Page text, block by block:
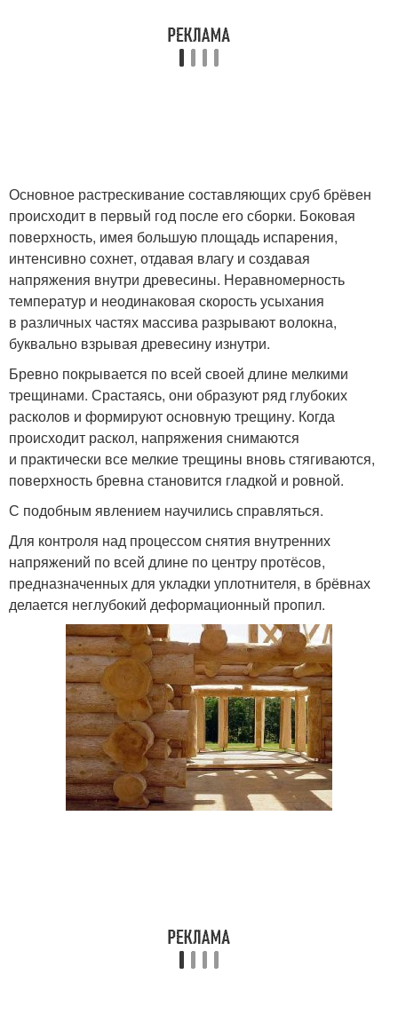
Основное растрескивание составляющих сруб брёвен
происходит в первый год после его сборки. Боковая
поверхность, имея большую площадь испарения,
интенсивно сохнет, отдавая влагу и создавая
напряжения внутри древесины. Неравномерность
температур и неодинаковая скорость усыхания
в различных частях массива разрывают волокна,
буквально взрывая древесину изнутри.
Бревно покрывается по всей своей длине мелкими
трещинами. Срастаясь, они образуют ряд глубоких
расколов и формируют основную трещину. Когда
происходит раскол, напряжения снимаются
и практически все мелкие трещины вновь стягиваются,
поверхность бревна становится гладкой и ровной.
С подобным явлением научились справляться.
Для контроля над процессом снятия внутренних
напряжений по всей длине по центру протёсов,
предназначенных для укладки уплотнителя, в брёвнах
делается неглубокий деформационный пропил.